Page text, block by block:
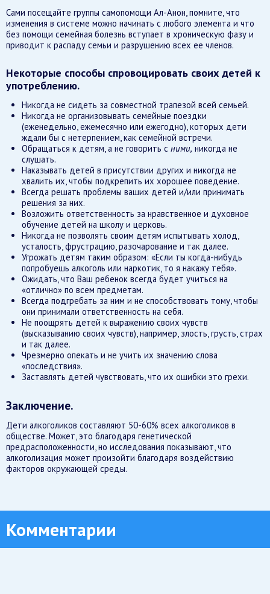
Сами посещайте группы самопомощи Ал-Анон, помните, что
изменения в системе можно начинать с любого элемента и что
без помощи семейная болезнь вступает в хроническую фазу и
приводит к распаду семьи и разрушению всех ее членов.
Некоторые способы спровоцировать своих детей к
употреблению.
Никогда не сидеть за совместной трапезой всей семьей.
Никогда не организовывать семейные поездки
(еженедельно, ежемесячно или ежегодно), которых дети
ждали бы с нетерпением, как семейной встречи.
Обращаться к детям, а не говорить с ними, никогда не
слушать.
Наказывать детей в присутствии других и никогда не
хвалить их, чтобы подкрепить их хорошее поведение.
Всегда решать проблемы ваших детей и/или принимать
решения за них.
Возложить ответственность за нравственное и духовное
обучение детей на школу и церковь.
Никогда не позволять своим детям испытывать холод,
усталость, фрустрацию, разочарование и так далее.
Угрожать детям таким образом: «Если ты когда-нибудь
попробуешь алкоголь или наркотик, то я накажу тебя».
Ожидать, что Ваш ребенок всегда будет учиться на
«отлично» по всем предметам.
Всегда подгребать за ним и не способствовать тому, чтобы
они принимали ответственность на себя.
Не поощрять детей к выражению своих чувств
(высказыванию своих чувств), например, злость, грусть, страх
и так далее.
Чрезмерно опекать и не учить их значению слова
«последствия».
Заставлять детей чувствовать, что их ошибки это грехи.
Заключение.
Дети алкоголиков составляют 50-60% всех алкоголиков в
обществе. Может, это благодаря генетической
предрасположенности, но исследования показывают, что
алкоголизация может произойти благодаря воздействию
факторов окружающей среды.
Комментарии